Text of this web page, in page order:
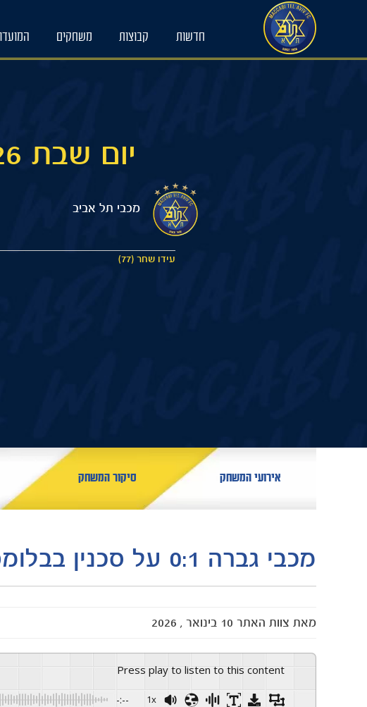
חדשות קבוצות משחקים
יום שבת 10/01/2026 15:00 בלומפילד
מכבי תל אביב
עידו שחר (77)
אירועי המשחק סיקור המשחק
מכבי גברה 0:1 על סכנין בבלומפילד
מאת צוות האתר 10 בינואר , 2026
Press play to listen to this content
-:-- 1x